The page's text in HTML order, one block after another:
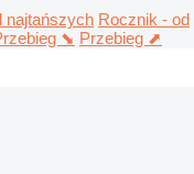
najtańszych Rocznik - od
⬊ Przebieg ⬈